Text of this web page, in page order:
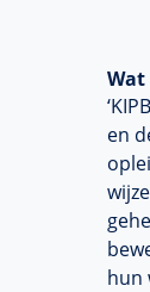
Wat
en
hun